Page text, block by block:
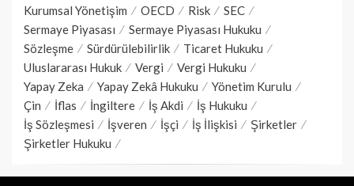
Kurumsal Yönetişim
OECD Risk
SEC
Sermaye Piyasası
Sermaye Piyasası Hukuku
Sözleşme
Sürdürülebilirlik
Ticaret Hukuku
Uluslararası Hukuk
Vergi
Vergi Hukuku
Yapay Zeka
Yapay Zekâ Hukuku
Yönetim Kurulu
Çin
İflas İngiltere İş Akdi
İş Hukuku
İş Sözleşmesi
İşveren İşçi İş İlişkisi
Şirketler
Şirketler Hukuku